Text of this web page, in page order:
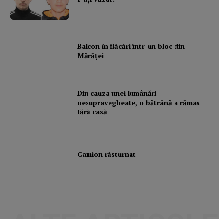
Balcon în flăcări într-un bloc din
Mărăţei
Din cauza unei lumânări
nesupravegheate, o bătrână a rămas
fără casă
Camion răsturnat